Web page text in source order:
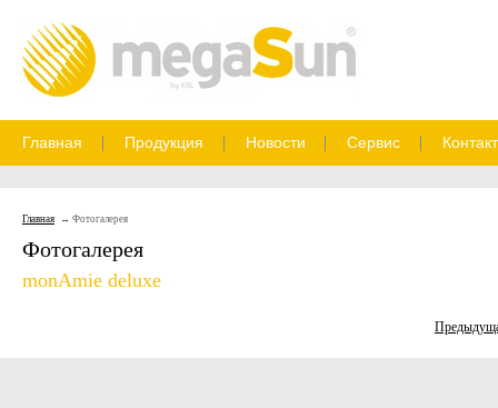
Главная Продукция Новости Сервис
Главная Фотогалерея
Фотогалерея
monAmie deluxe